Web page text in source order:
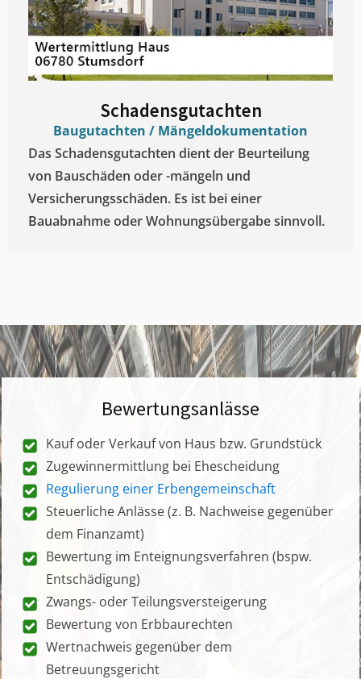
Schadensgutachten
Baugutachten / Mängeldokumentation
Das Schadensgutachten dient der Beurteilung
von Bauschäden oder -mängeln und
Versicherungsschäden. Es ist bei einer
Bauabnahme oder Wohnungsübergabe sinnvoll.
Bewertungsanlässe
Kauf oder Verkauf von Haus bzw. Grundstück
Zugewinnermittlung bei Ehescheidung
Regulierung einer Erbengemeinschaft
Steuerliche Anlässe (z. B. Nachweise gegenüber
dem Finanzamt)
Bewertung im Enteignungsverfahren (bspw.
Entschädigung)
Zwangs- oder Teilungsversteigerung
Bewertung von Erbbaurechten
Wertnachweis gegenüber dem
Betreuungsgericht